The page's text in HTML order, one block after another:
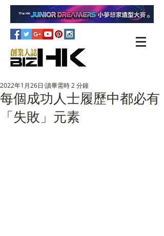
每個成功人士履歷中都必有
「失敗」元素
2022年1月26日 讀畢需時 2 分鐘